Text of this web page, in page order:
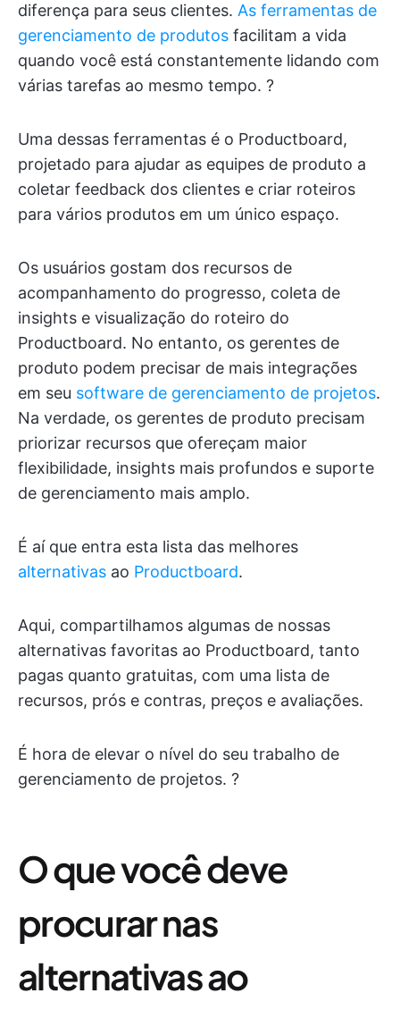
diferença para seus clientes. As ferramentas de
gerenciamento de produtos facilitam a vida
quando você está constantemente lidando com
várias tarefas ao mesmo tempo. ?
Uma dessas ferramentas é o Productboard,
projetado para ajudar as equipes de produto a
coletar feedback dos clientes e criar roteiros
para vários produtos em um único espaço.
Os usuários gostam dos recursos de
acompanhamento do progresso, coleta de
insights e visualização do roteiro do
Productboard. No entanto, os gerentes de
produto podem precisar de mais integrações
em seu software de gerenciamento de projetos.
Na verdade, os gerentes de produto precisam
priorizar recursos que ofereçam maior
flexibilidade, insights mais profundos e suporte
de gerenciamento mais amplo.
É aí que entra esta lista das melhores
alternativas ao Productboard.
Aqui, compartilhamos algumas de nossas
alternativas favoritas ao Productboard, tanto
pagas quanto gratuitas, com uma lista de
recursos, prós e contras, preços e avaliações.
É hora de elevar o nível do seu trabalho de
gerenciamento de projetos. ?
O que você deve
procurar nas
alternativas ao